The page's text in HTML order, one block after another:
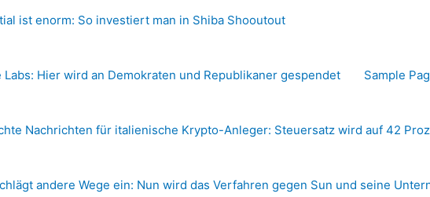
ist enorm: So investiert man in Shiba Shooutout
Labs: Hier wird an Demokraten und Republikaner gespendet Sample
Nachrichten für italienische Krypto-Anleger: Steuersatz wird auf 42
andere Wege ein: Nun wird das Verfahren gegen Sun und seine